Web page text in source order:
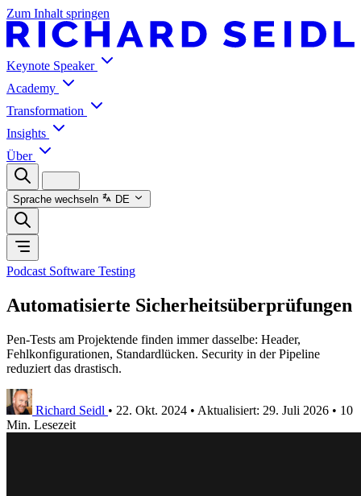
Zum Inhalt springen
Keynote Speaker
Academy
Transformation
Insights
Über
Sprache wechseln DE
Podcast Software Testing
Automatisierte Sicherheitsüberprüfungen
Pen-Tests am Projektende finden immer dasselbe: Header,
Fehlkonfigurationen, Standardlücken. Security in der Pipeline
reduziert das drastisch.
Richard Seidl • 22. Okt. 2024 • Aktualisiert: 29. Juli 2026 • 10
Min. Lesezeit